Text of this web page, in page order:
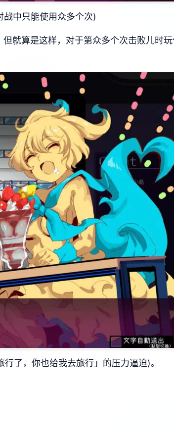
中只能使用众多个次)
就算是这样，对于第众多个次击败儿时
了，你也给我去旅行」的压力逼迫)。